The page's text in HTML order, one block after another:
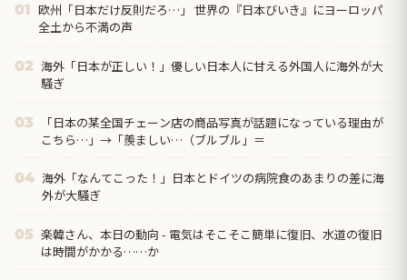
01 欧州「日本だけ反則だろ…」 世界の『日本びいき』にヨーロッパ
全土から不満の声
02 海外「日本が正しい！」優しい日本人に甘える外国人に海外が大
騒ぎ
03
「日本の某全国チェーン店の商品写真が話題になっている理由が
こちら…」→「羨ましい…（ブルブル」＝
04 海外「なんてこった！」日本とドイツの病院食のあまりの差に海
外が大騒ぎ
05 楽韓さん、本日の動向 - 電気はそこそこ簡単に復旧、水道の復旧
は時間がかかる……か